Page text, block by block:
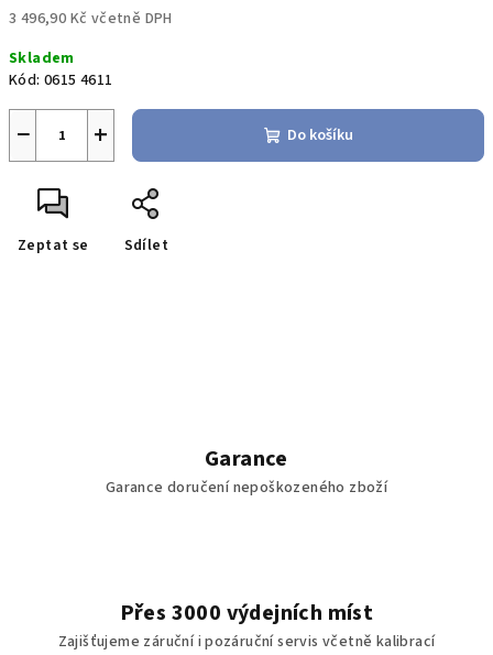
3 496,90 Kč včetně DPH
cena:
Skladem
Kód: 0615 4611
+
− Do košíku
Zeptat se Sdílet
Garance
Garance doručení nepoškozeného zboží
Přes 3000 výdejních míst
Zajišťujeme záruční i pozáruční servis včetně kalibrací